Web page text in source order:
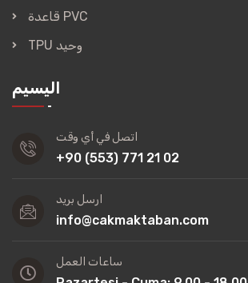
قاعدة PVC
TPU وحيد
اليسيم
اتصل في أي وقت
+90 (553) 771 21 02
ارسل بريد
info@cakmaktaban.com
ساعات العمل